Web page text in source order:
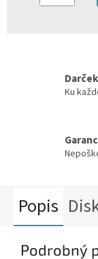
Ku
Popis
Podrobný